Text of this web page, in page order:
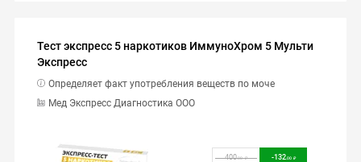
Тест экспресс 5 наркотиков ИммуноХром 5 Мульти
Экспресс
Мед Экспресс Диагностика ООО
Определяет факт употребления веществ по моче
400.00 -132.00